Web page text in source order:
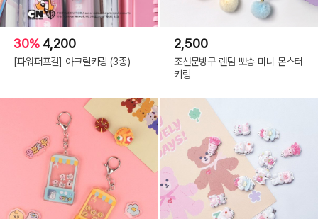
30% 4,200
[파워퍼프걸] 아크릴키링 (3종)
2,500
조선문방구 랜덤 뽀송 미니 몬스터
키링